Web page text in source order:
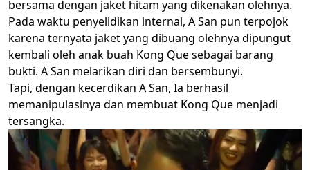
bersama dengan jaket hitam yang dikenakan olehnya.
Pada waktu penyelidikan internal, A San pun terpojok
karena ternyata jaket yang dibuang olehnya dipungut
kembali oleh anak buah Kong Que sebagai barang
bukti. A San melarikan diri dan bersembunyi.
Tapi, dengan kecerdikan A San, Ia berhasil
memanipulasinya dan membuat Kong Que menjadi
tersangka.